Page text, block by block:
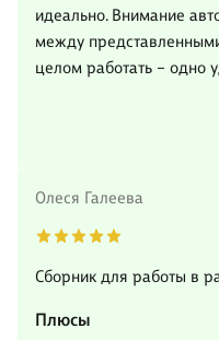
идеально. Внимание
между
целом работать – одно
Олеся Галеева
Сборник для работы в
Плюсы